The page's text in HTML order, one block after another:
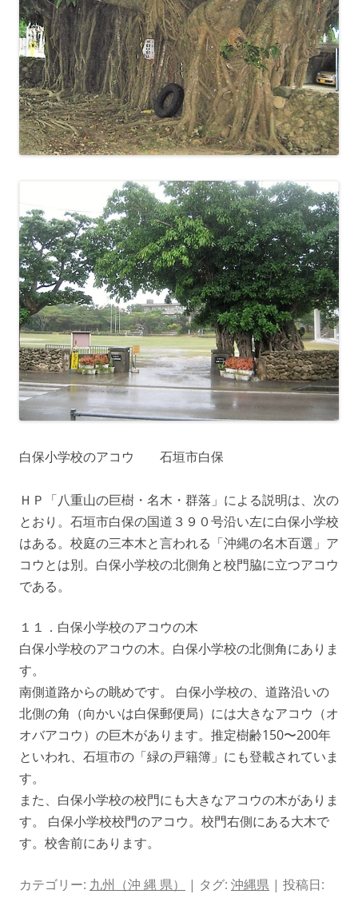
白保小学校のアコウ 石垣市白保
ＨＰ「八重山の巨樹・名木・群落」による説明は、次の
とおり。石垣市白保の国道３９０号沿い左に白保小学校
はある。校庭の三本木と言われる「沖縄の名木百選」ア
コウとは別。白保小学校の北側角と校門脇に立つアコウ
である。
１１．白保小学校のアコウの木
白保小学校のアコウの木。白保小学校の北側角にありま
す。
南側道路からの眺めです。 白保小学校の、道路沿いの
北側の角（向かいは白保郵便局）には大きなアコウ（オ
オバアコウ）の巨木があります。推定樹齢150〜200年
といわれ、石垣市の「緑の戸籍簿」にも登載されていま
す。
また、白保小学校の校門にも大きなアコウの木がありま
す。 白保小学校校門のアコウ。校門右側にある大木で
す。校舎前にあります。
カテゴリー: 九州（沖 縄 県） | タグ: 沖縄県 | 投稿日: